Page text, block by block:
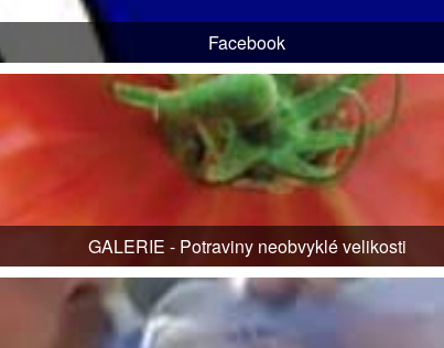
Facebook
GALERIE - Potraviny neobvyklé velikosti